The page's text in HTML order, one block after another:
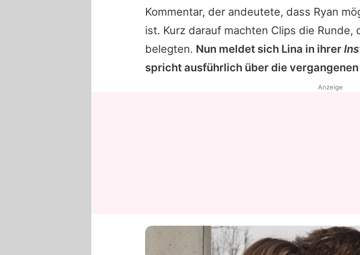
Team
Redaktionelle
Impressum
Kommentar, der andeutete, dass Ryan
ist. Kurz darauf machten Clips die Runde,
belegten. Nun meldet sich Lina in ihrer
spricht ausführlich über die
Anzeige